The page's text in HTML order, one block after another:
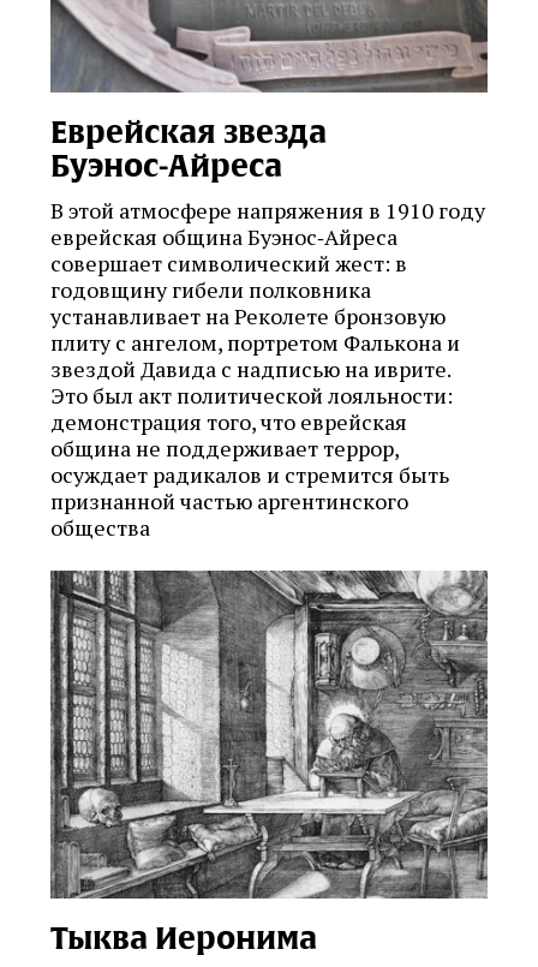
Еврейская звезда
Буэнос‑Айреса
В этой атмосфере напряжения в 1910 году
еврейская община Буэнос‑Айреса
совершает символический жест: в
годовщину гибели полковника
устанавливает на Реколете бронзовую
плиту с ангелом, портретом Фалькона и
звездой Давида с надписью на иврите.
Это был акт политической лояльности:
демонстрация того, что еврейская
община не поддерживает террор,
осуждает радикалов и стремится быть
признанной частью аргентинского
общества
Тыква Иеронима